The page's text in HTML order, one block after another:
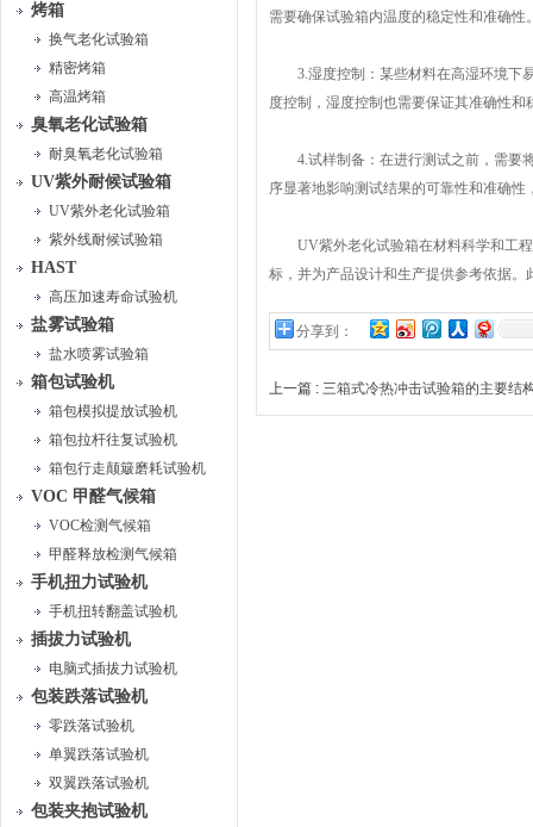
烤箱
换气老化试验箱
精密烤箱
高温烤箱
臭氧老化试验箱
耐臭氧老化试验箱
UV紫外耐候试验箱
UV紫外老化试验箱
紫外线耐候试验箱
HAST
高压加速寿命试验机
盐雾试验箱
盐水喷雾试验箱
箱包试验机
箱包模拟提放试验机
箱包拉杆往复试验机
箱包行走颠簸磨耗试验机
VOC 甲醛气候箱
VOC检测气候箱
甲醛释放检测气候箱
手机扭力试验机
手机扭转翻盖试验机
插拔力试验机
电脑式插拔力试验机
包装跌落试验机
零跌落试验机
单翼跌落试验机
双翼跌落试验机
包装夹抱试验机
需要确保试验箱内温度的稳定性和准确性
3.湿度控制：某些材料在高湿环境下易
度控制，湿度控制也需要保证其准确性和
4.试样制备：在进行测试之前，需要将
序显著地影响测试结果的可靠性和准确
UV紫外老化试验箱在材料科学和工程
标，并为产品设计和生产提供参考依据
分享到：
上一篇 : 三箱式冷热冲击试验箱的主要结